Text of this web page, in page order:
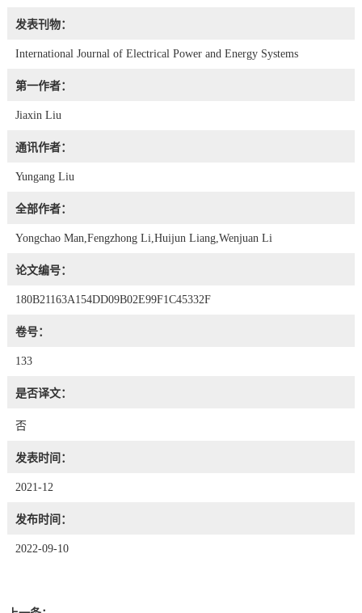
发表刊物：
International Journal of Electrical Power and Energy Systems
第一作者：
Jiaxin Liu
通讯作者：
Yungang Liu
全部作者：
Yongchao Man,Fengzhong Li,Huijun Liang,Wenjuan Li
论文编号：
180B21163A154DD09B02E99F1C45332F
卷号：
133
是否译文：
否
发表时间：
2021-12
发布时间：
2022-09-10